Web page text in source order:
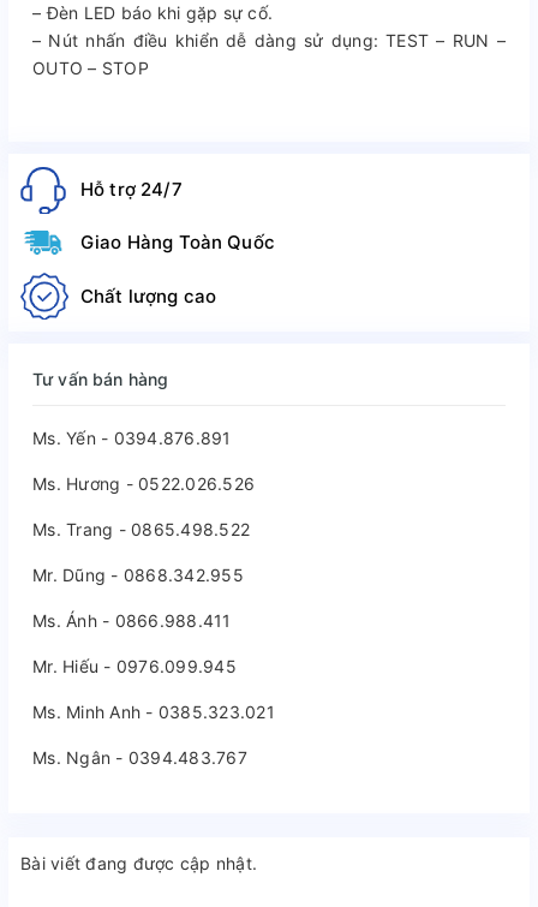
– Đèn LED báo khi gặp sự cố.
– Nút nhấn điều khiển dễ dàng sử dụng: TEST – RUN –
OUTO – STOP
Hỗ trợ 24/7
Giao Hàng Toàn Quốc
Chất lượng cao
Tư vấn bán hàng
Ms. Yến - 0394.876.891
Ms. Hương - 0522.026.526
Ms. Trang - 0865.498.522
Mr. Dũng - 0868.342.955
Ms. Ánh - 0866.988.411
Mr. Hiếu - 0976.099.945
Ms. Minh Anh - 0385.323.021
Ms. Ngân - 0394.483.767
Bài viết đang được cập nhật.